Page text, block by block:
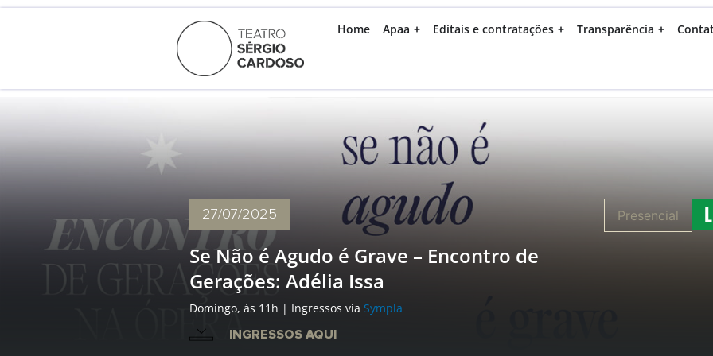
Home Apaa Editais e contratações Transparência
27/07/2025
Se Não é Agudo é Grave – Encontro de
Gerações: Adélia Issa
Domingo, às 11h | Ingressos via Sympla
INGRESSOS AQUI
Presencial